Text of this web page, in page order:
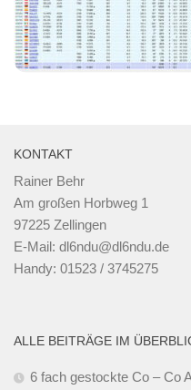
KONTAKT
Rainer Behr
Am großen Horbweg 1
97225 Zellingen
E-Mail: dl6ndu@dl6ndu.de
Handy: 01523 / 3745275
ALLE BEITRÄGE IM
6 fach gestockte Co – Co